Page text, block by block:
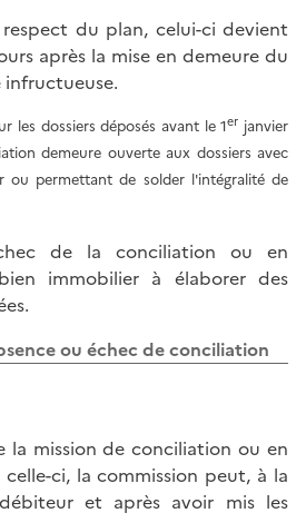
du plan, celui-ci devient
après la mise en demeure du
les dossiers déposés avant le 1er janvier
demeure ouverte aux dossiers avec
ou permettant de solder l'intégralité de
de la conciliation ou en
immobilier à élaborer des
ou échec de conciliation
la mission de conciliation ou en
celle-ci, la commission peut, à la
et après avoir mis les